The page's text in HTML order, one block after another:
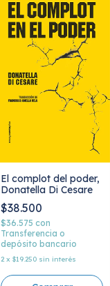
El complot del poder,
Donatella Di Cesare
$38.500
$36.575 con
Transferencia o
depósito bancario
2 x $19.250 sin interés